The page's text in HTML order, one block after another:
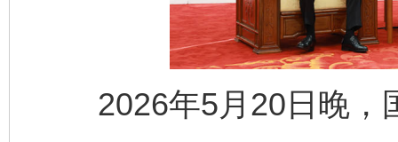
2026年5月20日晚，